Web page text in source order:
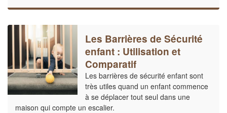
Les Barrières de Sécurité
enfant : Utilisation et
Comparatif
Les barrières de sécurité enfant sont
très utiles quand un enfant commence
à se déplacer tout seul dans une
maison qui compte un escalier.